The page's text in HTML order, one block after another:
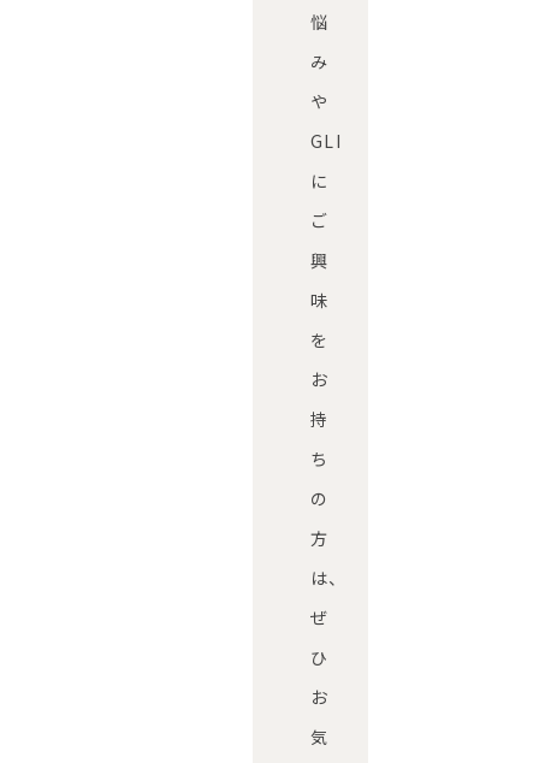
悩
み
や
GLI
に
ご
興
味
を
お
持
ち
の
方
は、
ぜ
ひ
お
気